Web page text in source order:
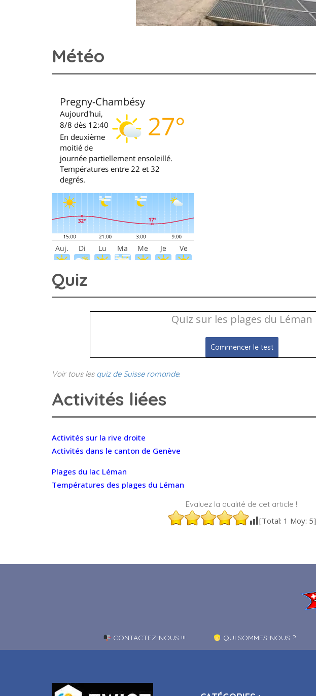
Météo
Quiz
Quiz sur les plages du Léman
Commencer le test
Voir tous les quiz de Suisse romande.
Activités liées
Activités sur la rive droite
Activités dans le canton de Genève
Plages du lac Léman
Températures des plages du Léman
Evaluez la qualité de cet article !!
[Total: 1 Moy: 5]
CONTACTEZ-NOUS !!! QUI SOMMES-NOUS ?